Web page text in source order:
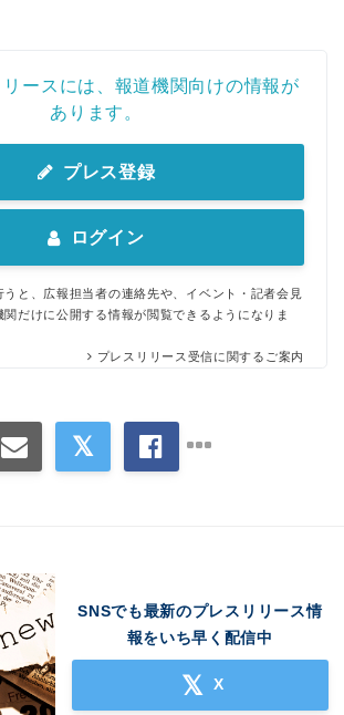
ースには、報道機関向けの情報が
あります。
プレス登録
ログイン
うと、広報担当者の連絡先や、イベント・記者会見
だけに公開する情報が閲覧できるようになりま
プレスリリース受信に関するご案内
SNSでも最新のプレスリリース情
報をいち早く配信中
X